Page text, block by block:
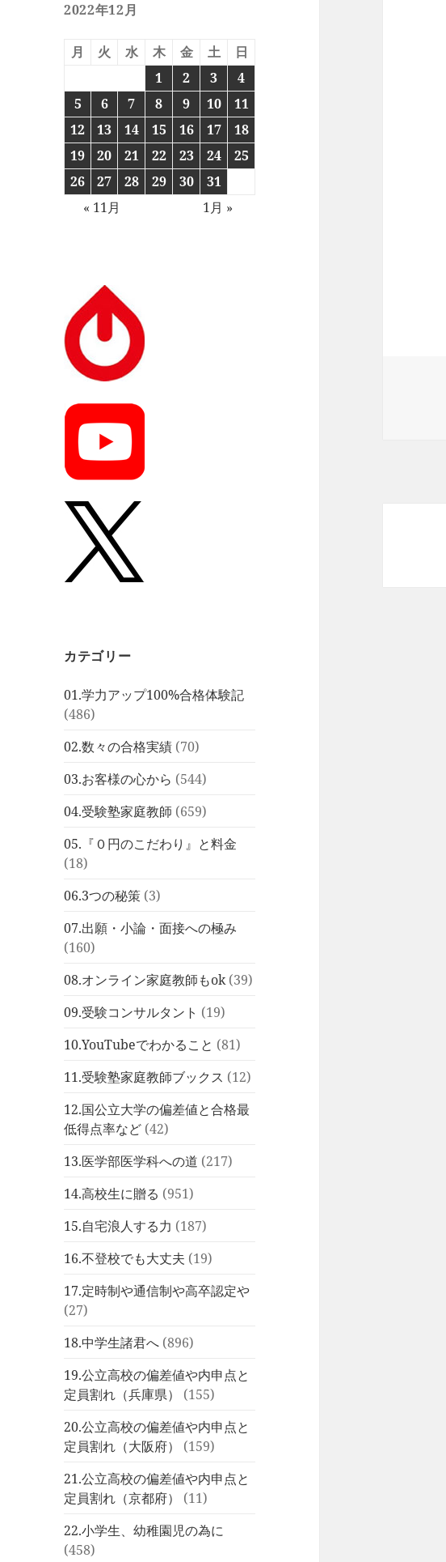
2022年12月
月 火 水 木 金 土
日
1
2 3
4
5
6 7 8 9 10
11
12
13 14 15 16 17
18
19
20 21 22 23 24
25
26
27 28 29 30
31
« 11月
1月 »
カテゴリー
01.学力アップ100%合格体験記
(486)
02.数々の合格実績 (70)
03.お客様の心から (544)
04.受験塾家庭教師 (659)
05.『０円のこだわり』と料金
(18)
06.3つの秘策 (3)
07.出願・小論・面接への極み
(160)
08.オンライン家庭教師もok(39)
09.受験コンサルタント (19)
10.YouTubeでわかること (81)
11.受験塾家庭教師ブックス (12)
12.国公立大学の偏差値と合格最
低得点率など (42)
13.医学部医学科への道 (217)
14.高校生に贈る (951)
15.自宅浪人する力 (187)
16.不登校でも大丈夫 (19)
17.定時制や通信制や高卒認定や
(27)
18.中学生諸君へ (896)
19.公立高校の偏差値や内申点と
定員割れ（兵庫県）
(155)
20.公立高校の偏差値や内申点と
定員割れ（大阪府）
(159)
21.公立高校の偏差値や内申点と
定員割れ（京都府）
(11)
22.小学生、幼稚園児の為に
(458)